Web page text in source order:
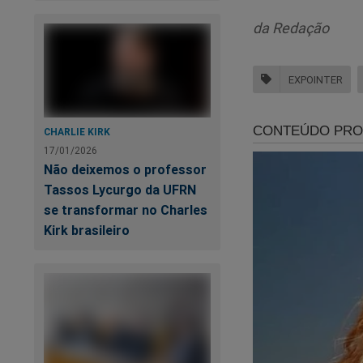
CHARLIE KIRK
17/01/2026
Não deixemos o professor
Tassos Lycurgo da UFRN
se transformar no Charles
Kirk brasileiro
Lula expôs sua
Brasil - A
da Redação
EXPOINTER